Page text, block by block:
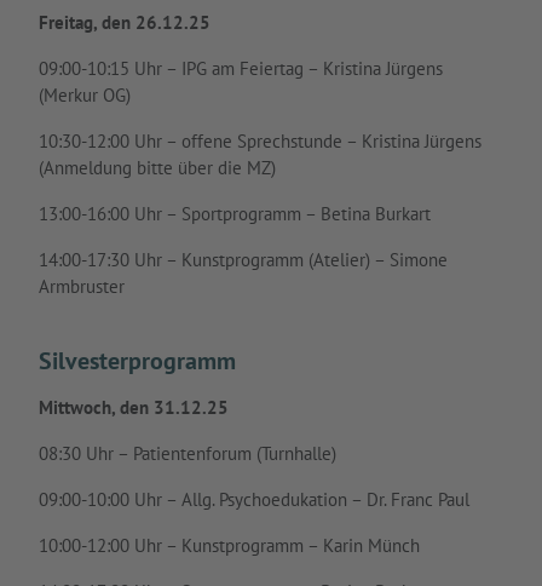
Freitag, den 26.12.25
09:00-10:15 Uhr – IPG am Feiertag – Kristina Jürgens
(Merkur OG)
​​10:30-12:00 Uhr – offene Sprechstunde – Kristina Jürgens ​​​​​​​
(Anmeldung bitte über die MZ)
13:00-16:00 Uhr – Sportprogramm – Betina Burkart
14:00-17:30 Uhr – Kunstprogramm (Atelier) – Simone
Armbruster
Silvesterprogramm
Mittwoch, den 31.12.25
08:30 Uhr – Patientenforum (Turnhalle)
09:00-10:00 Uhr – Allg. Psychoedukation – Dr. Franc Paul
10:00-12:00 Uhr – Kunstprogramm – Karin Münch